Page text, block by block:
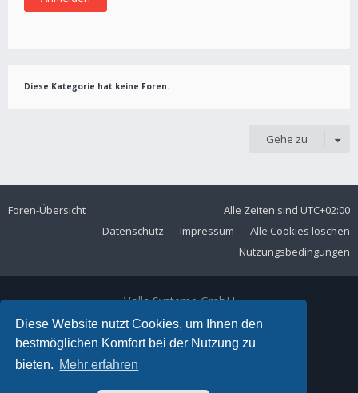
Diese Website nutzt Cookies, um Ihnen den
bestmöglichen Komfort bei der Nutzung zu
bieten. Mehr erfahren
Diese Kategorie hat keine Foren.
Gehe zu
Foren-Übersicht Alle Zeiten sind UTC+02:00
Alle Cookies löschen
Impressum
Datenschutz
Nutzungsbedingungen
Volla Systeme GmbH
Kölner Straße 102
42897 Remscheid
Telefon:+49 2191 59897 61
E-Mail: